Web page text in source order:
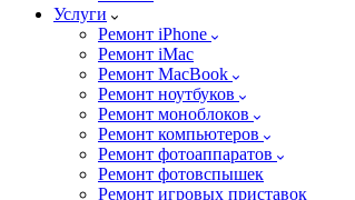
Услуги
Ремонт iPhone
Ремонт iMac
Ремонт MacBook
Ремонт ноутбуков
Ремонт моноблоков
Ремонт компьютеров
Ремонт фотоаппаратов
Ремонт фотовспышек
Ремонт игровых приставок